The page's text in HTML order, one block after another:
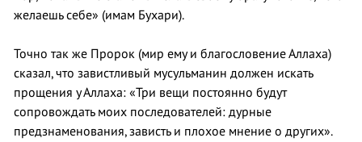
желаешь себе» (имам Бухари).
Точно так же Пророк (мир ему и благословение Аллаха)
сказал, что завистливый мусульманин должен искать
прощения у Аллаха: «Три вещи постоянно будут
сопровождать моих последователей: дурные
предзнаменования, зависть и плохое мнение о других».